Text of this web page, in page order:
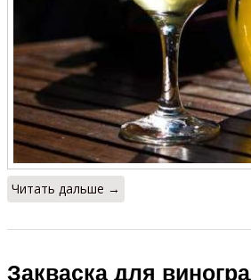
Читать дальше →
Закваска для